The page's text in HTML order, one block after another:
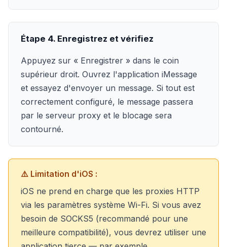
Étape 4. Enregistrez et vérifiez
Appuyez sur « Enregistrer » dans le coin
supérieur droit. Ouvrez l'application iMessage
et essayez d'envoyer un message. Si tout est
correctement configuré, le message passera
par le serveur proxy et le blocage sera
contourné.
⚠️ Limitation d'iOS :
iOS ne prend en charge que les proxies HTTP
via les paramètres système Wi-Fi. Si vous avez
besoin de SOCKS5 (recommandé pour une
meilleure compatibilité), vous devrez utiliser une